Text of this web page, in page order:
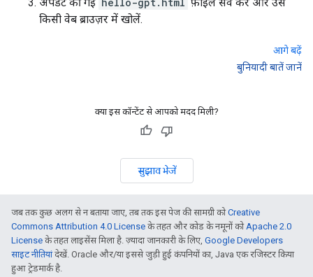
किसी वेब ब्राउज़र में खोलें.
आगे बढ़ें
बुनियादी बातें जानें
क्या इस कॉन्टेंट से आपको मदद मिली?
सुझाव भेजें
जब तक कुछ अलग से न बताया जाए, तब तक इस पेज की सामग्री कोCreative
Commons Attribution 4.0 License के तहत और कोड के नमूनों कोApache 2.0
License के तहत लाइसेंस मिला है. ज़्यादा जानकारी के लिए, Google Developers
साइट नीतियांदेखें. Oracle और/या इससे जुड़ी हुई कंपनियों का, Java एक रजिस्टर किया
हुआ ट्रेडमार्क है.